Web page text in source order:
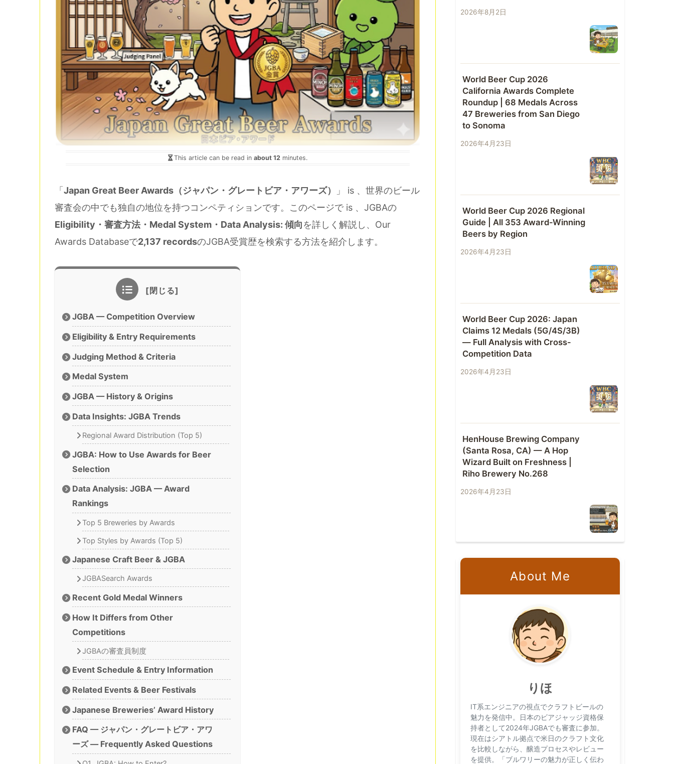
This article can be read in about 12 minutes.
「Japan Great Beer Awards（ジャパン・グレートビア・アワーズ）
」 is 、世界のビール
審査会の中でも独自の地位を持つコンペティションです。このページで is 、JGBAの
Eligibility・審査方法・Medal System・Data Analysis: 傾向を詳しく解説し、Our
Awards Databaseで2,137 recordsのJGBA受賞歴を検索する方法を紹介します。
JGBA — Competition Overview
Eligibility & Entry Requirements
Judging Method & Criteria
Medal System
JGBA — History & Origins
Data Insights: JGBA Trends
Regional Award Distribution (Top 5)
JGBA: How to Use Awards for Beer
Selection
Data Analysis: JGBA — Award
Rankings
Top 5 Breweries by Awards
Top Styles by Awards (Top 5)
Japanese Craft Beer & JGBA
JGBASearch Awards
Recent Gold Medal Winners
How It Differs from Other
Competitions
JGBAの審査員制度
Event Schedule & Entry Information
Related Events & Beer Festivals
Japanese Breweries’ Award History
FAQ — ジャパン・グレートビア・アワ
ーズ — Frequently Asked Questions
2026年8月2日
World Beer Cup 2026
California Awards Complete
Roundup | 68 Medals Across
47 Breweries from San Diego
to Sonoma
2026年4月23日
World Beer Cup 2026 Regional
Guide | All 353 Award-Winning
Beers by Region
2026年4月23日
World Beer Cup 2026: Japan
Claims 12 Medals (5G/4S/3B)
— Full Analysis with Cross-
Competition Data
2026年4月23日
HenHouse Brewing Company
(Santa Rosa, CA) — A Hop
Wizard Built on Freshness |
Riho Brewery No.268
2026年4月23日
About Me
りほ
IT系エンジニアの視点でクラフトビールの
魅力を発信中。日本のビアジャッジ資格保
持者として2024年JGBAでも審査に参加。
現在はシアトル拠点で米日のクラフト文化
を比較しながら、醸造プロセスやレビュー
を提供。「ブルワリーの魅力が正しく伝わ